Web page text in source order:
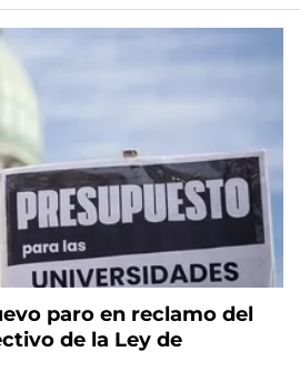
paro en reclamo del
de la Ley de